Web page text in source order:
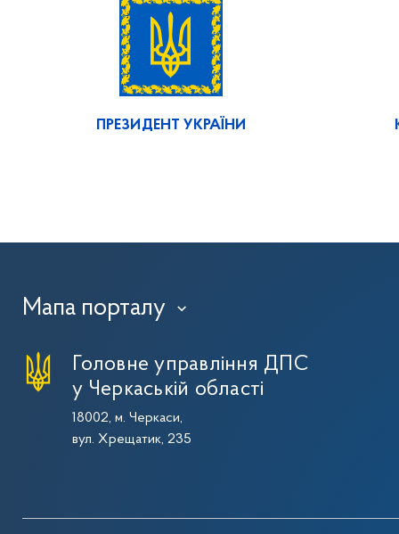
ПРЕЗИДЕНТ УКРАЇНИ
Мапа порталу ›
Головне управління ДПС
у Черкаській області
18002, м. Черкаси,
вул. Хрещатик, 235